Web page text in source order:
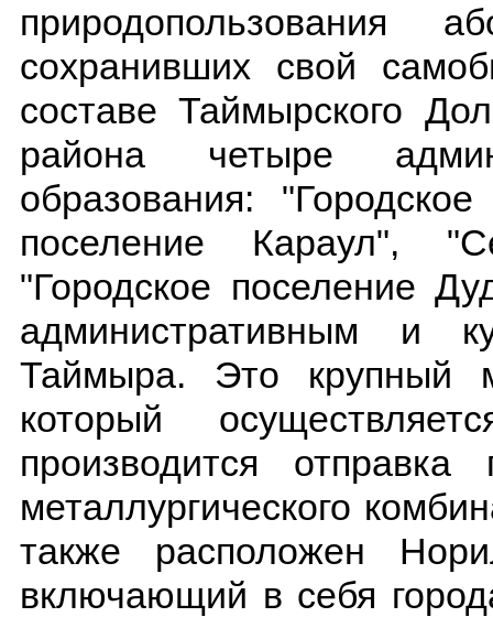
природопользования
сохранивших свой
составе Таймырского
района четыре
образования:
поселение Караул",
"Городское поселение
административным и
Таймыра. Это крупный
который
производится отправка
металлургического
также расположен
включающий в себя